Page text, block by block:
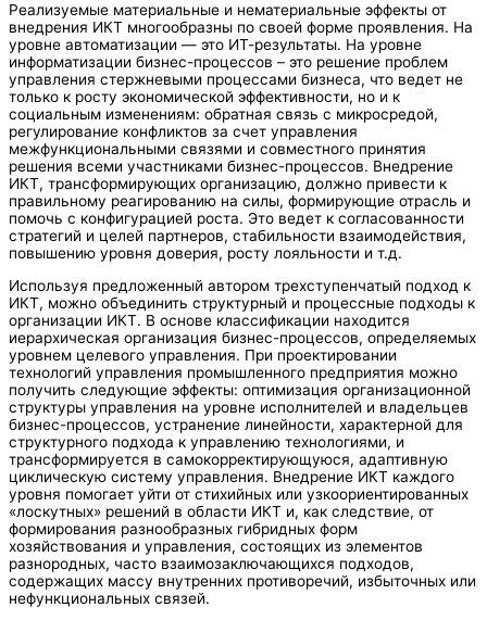
Реализуемые материальные и нематериальные эффекты от
внедрения ИКТ многообразны по своей форме проявления. На
уровне автоматизации — это ИТ-результаты. На уровне
информатизации бизнес-процессов – это решение проблем
управления стержневыми процессами бизнеса, что ведет не
только к росту экономической эффективности, но и к
социальным изменениям: обратная связь с микросредой,
регулирование конфликтов за счет управления
межфункциональными связями и совместного принятия
решения всеми участниками бизнес-процессов. Внедрение
ИКТ, трансформирующих организацию, должно привести к
правильному реагированию на силы, формирующие отрасль и
помочь с конфигурацией роста. Это ведет к согласованности
стратегий и целей партнеров, стабильности взаимодействия,
повышению уровня доверия, росту лояльности и т.д.
Используя предложенный автором трехступенчатый подход к
ИКТ, можно объединить структурный и процессные подходы к
организации ИКТ. В основе классификации находится
иерархическая организация бизнес-процессов, определяемых
уровнем целевого управления. При проектировании
технологий управления промышленного предприятия можно
получить следующие эффекты: оптимизация организационной
структуры управления на уровне исполнителей и владельцев
бизнес-процессов, устранение линейности, характерной для
структурного подхода к управлению технологиями, и
трансформируется в самокорректирующуюся, адаптивную
циклическую систему управления. Внедрение ИКТ каждого
уровня помогает уйти от стихийных или узкоориентированных
«лоскутных» решений в области ИКТ и, как следствие, от
формирования разнообразных гибридных форм
хозяйствования и управления, состоящих из элементов
разнородных, часто взаимозаключающихся подходов,
содержащих массу внутренних противоречий, избыточных или
нефункциональных связей.